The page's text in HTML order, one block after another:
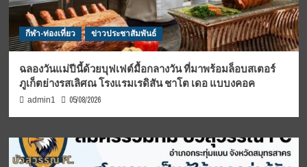
กีฬา-ท่องเที่ยว ข่าวประชาสัมพันธ์
ฉลองวันแม่ปีนี้ด้วยบุฟเฟต์มื้อกลางวัน ที่มาพร้อมล็อบสเตอร์
ภูเก็ตย่างรสเลิศณ โรงแรมเรดิสัน ชาโต เดอ แบบงคอค
admin1 05/08/2026